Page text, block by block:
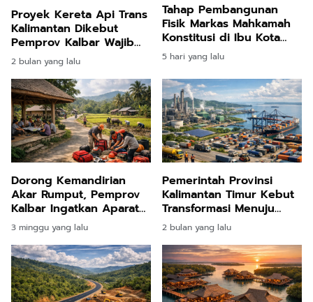
Proyek Kereta Api Trans
Kalimantan Dikebut
Pemprov Kalbar Wajib
Siapkan SDM Lokal
2 bulan yang lalu
Tahap Pembangunan
Fisik Markas Mahkamah
Konstitusi di Ibu Kota
Nusantara Resmi Dimulai
5 hari yang lalu
Dorong Kemandirian
Akar Rumput, Pemprov
Kalbar Ingatkan Aparatur
Desa Bangun
Ketangguhan Masyarakat
3 minggu yang lalu
Pemerintah Provinsi
Kalimantan Timur Kebut
Transformasi Menuju
Pusat Pertumbuhan
Industri Manufaktur
Nasional
2 bulan yang lalu